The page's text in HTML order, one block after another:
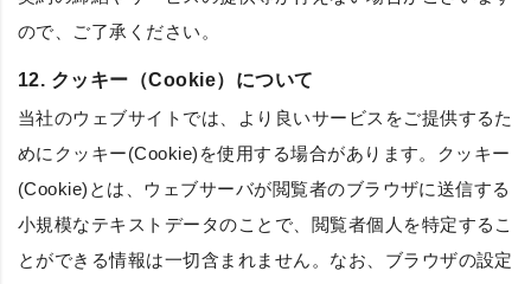
ので、ご了承ください。
12. クッキー（Cookie）について
当社のウェブサイトでは、より良いサービスをご提供するた
めにクッキー(Cookie)を使用する場合があります。クッキー
(Cookie)とは、ウェブサーバが閲覧者のブラウザに送信する
小規模なテキストデータのことで、閲覧者個人を特定するこ
とができる情報は一切含まれません。なお、ブラウザの設定